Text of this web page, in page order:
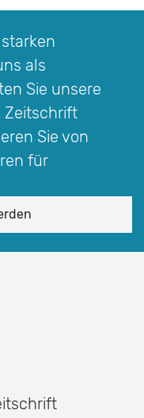
als
Sie unsere
Zeitschrift
Sie von
für